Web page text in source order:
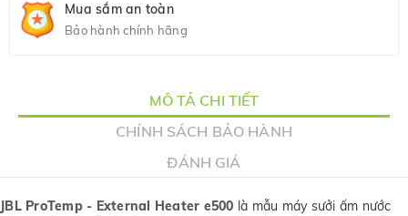
Mua sắm an toàn
Bảo hành chính hãng
MÔ TẢ CHI TIẾT
CHÍNH SÁCH BẢO HÀNH
ĐÁNH GIÁ
JBL ProTemp - External Heater e500 là mẫu máy sưởi ấm nước